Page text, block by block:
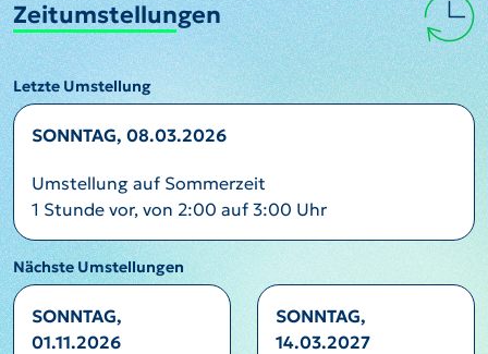
Zeitumstellungen
Letzte Umstellung
SONNTAG, 08.03.2026
Umstellung auf Sommerzeit
1 Stunde vor, von 2:00 auf 3:00 Uhr
Nächste Umstellungen
SONNTAG,
01.11.2026
SONNTAG,
14.03.2027